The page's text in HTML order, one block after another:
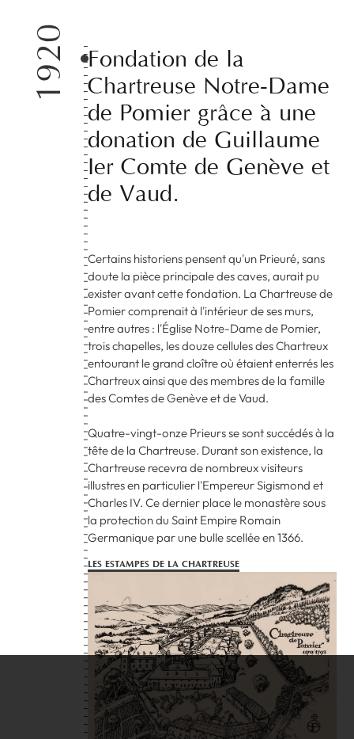
1920 Fondation de la
Chartreuse Notre-Dame
de Pomier grâce à une
donation de Guillaume
Ier Comte de Genève et
de Vaud.
Certains historiens pensent qu'un Prieuré, sans
doute la pièce principale des caves, aurait pu
exister avant cette fondation. La Chartreuse de
Pomier comprenait à l'intérieur de ses murs,
entre autres : l'Église Notre-Dame de Pomier,
trois chapelles, les douze cellules des Chartreux
entourant le grand cloître où étaient enterrés les
Chartreux ainsi que des membres de la famille
des Comtes de Genève et de Vaud.
Quatre-vingt-onze Prieurs se sont succédés à la
tête de la Chartreuse. Durant son existence, la
Chartreuse recevra de nombreux visiteurs
illustres en particulier l'Empereur Sigismond et
Charles IV. Ce dernier place le monastère sous
la protection du Saint Empire Romain
Germanique par une bulle scellée en 1366.
LES ESTAMPES DE LA CHARTREUSE